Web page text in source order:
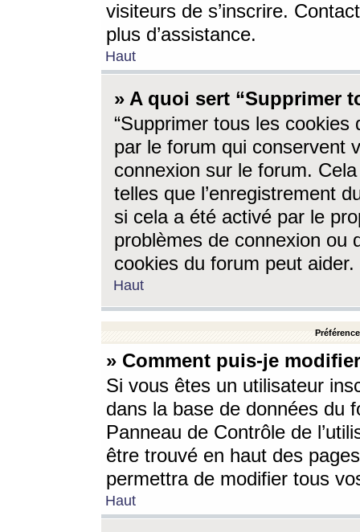
visiteurs de s’inscrire.
plus d’assistance.
Haut
» A quoi sert “Supprimer
“Supprimer tous les cookies
par le forum qui conservent
connexion sur le forum.
telles que l’enregistrement
si cela a été activé par le
problèmes de connexion ou
cookies du forum peut aider.
Haut
» Comment puis-je
Si vous êtes un utilisateur
dans la base de données du
Panneau de Contrôle de
être trouvé en haut des
permettra de modifier tous
Haut